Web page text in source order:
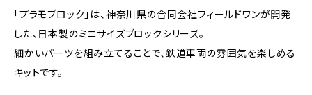
「プラモブロック」は、神奈川県の合同会社フィールドワンが開発
した、日本製のミニサイズブロックシリーズ。
細かいパーツを組み立てることで、鉄道車両の雰囲気を楽しめる
キットです。